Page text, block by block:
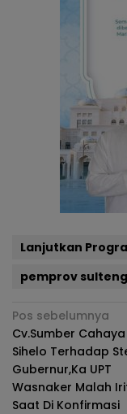
Lanjutkan
pemprov sulteng
Navigasi
pos
Pos sebelumnya
Cv.Sumber
Sihelo Terhadap
Gubernur,Ka UPT
Wasnaker Malah
Saat Di Konfirmasi